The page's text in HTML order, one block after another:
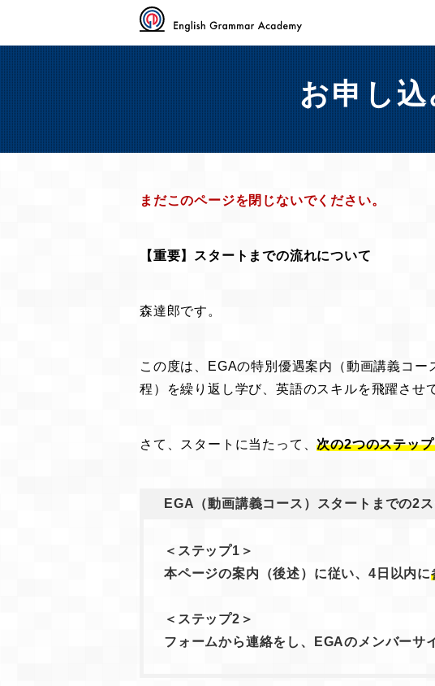
お申し
まだこのページを閉じないでください。
【重要】スタートまでの流れについて
森達郎です。
この度は、EGAの特別優遇案内（動画講義コ
程）を繰り返し学び、英語のスキルを飛躍させ
さて、スタートに当たって、次の2つのステッ
EGA（動画講義コース）スタートまでの2
＜ステップ1＞
本ページの案内（後述）に従い、4日以内に
＜ステップ2＞
フォームから連絡をし、EGAのメンバーサ